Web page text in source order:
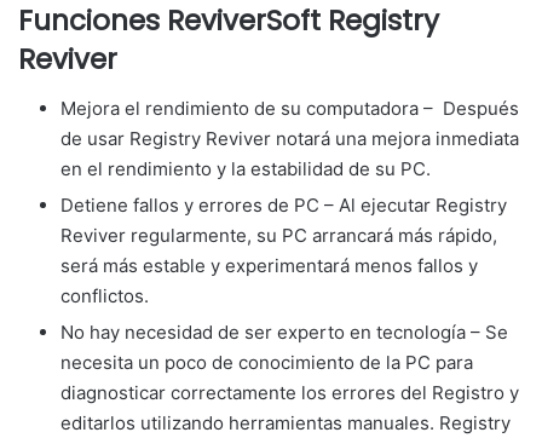
Funciones ReviverSoft Registry
Reviver
Mejora el rendimiento de su computadora – Después
de usar Registry Reviver notará una mejora inmediata
en el rendimiento y la estabilidad de su PC.
Detiene fallos y errores de PC – Al ejecutar Registry
Reviver regularmente, su PC arrancará más rápido,
será más estable y experimentará menos fallos y
conflictos.
No hay necesidad de ser experto en tecnología – Se
necesita un poco de conocimiento de la PC para
diagnosticar correctamente los errores del Registro y
editarlos utilizando herramientas manuales. Registry